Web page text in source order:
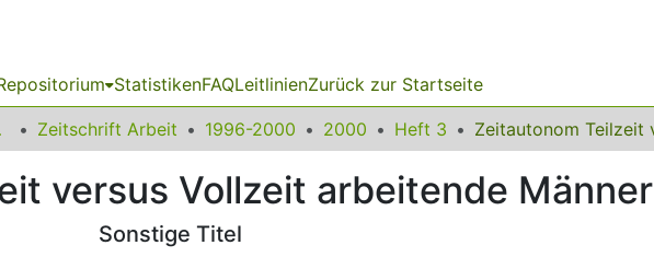
StatistikenFAQLeitlinienZurück zur Startseite
Zeitschrift Arbeit 1996-2000 2000 Heft 3
versus Vollzeit arbeitende Männer
Sonstige Titel